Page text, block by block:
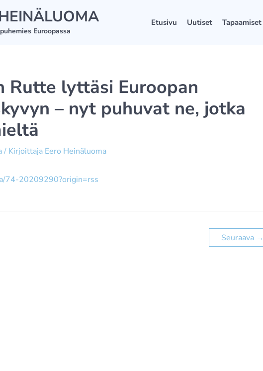
Euroopassa
Etusivu Uutiset Tapaamiset
Rutte lyttäsi Euroopan
– nyt puhuvat ne, jotka
/ Kirjoittaja Eero Heinäluoma
74-20209290?origin=rss
Seuraava →